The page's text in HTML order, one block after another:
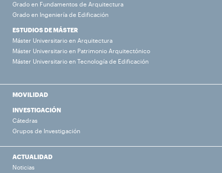
Grado en Fundamentos de Arquitectura
Grado en Ingeniería de Edificación
ESTUDIOS DE MÁSTER
Máster Universitario en Arquitectura
Máster Universitario en Patrimonio Arquitectónico
Máster Universitario en Tecnología de Edificación
MOVILIDAD
INVESTIGACIÓN
Cátedras
Grupos de Investigación
ACTUALIDAD
Noticias